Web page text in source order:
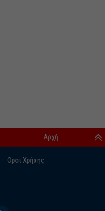
Οροι Χρήσης
Αρχή